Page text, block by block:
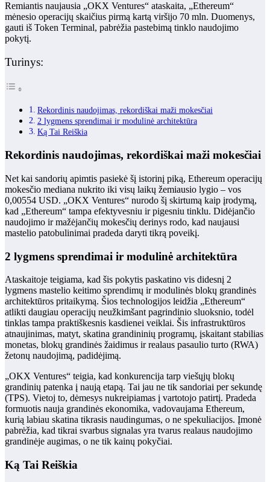
Remiantis naujausia „OKX Ventures“ ataskaita, „Ethereum“
mėnesio operacijų skaičius pirmą kartą viršijo 70 mln. Duomenys,
gauti iš Token Terminal, pabrėžia pastebimą tinklo naudojimo
pokytį.
Turinys:
Rekordinis naudojimas, rekordiškai maži mokesčiai
2 lygmens sprendimai ir modulinė architektūra
Ką Tai Reiškia
Rekordinis naudojimas, rekordiškai maži mokesčiai
Net kai sandorių apimtis pasiekė šį istorinį piką, Ethereum operacijų
mokesčio mediana nukrito iki visų laikų žemiausio lygio – vos
0,00554 USD. „OKX Ventures“ nurodo šį skirtumą kaip įrodymą,
kad „Ethereum“ tampa efektyvesniu ir pigesniu tinklu. Didėjančio
naudojimo ir mažėjančių mokesčių derinys rodo, kad naujausi
mastelio patobulinimai pradeda daryti tikrą poveikį.
2 lygmens sprendimai ir modulinė architektūra
Ataskaitoje teigiama, kad šis pokytis paskatino vis didesnį 2
lygmens mastelio keitimo sprendimų ir modulinės blokų grandinės
architektūros pritaikymą. Šios technologijos leidžia „Ethereum“
atlikti daugiau operacijų neužkimšant pagrindinio sluoksnio, todėl
tinklas tampa praktiškesnis kasdienei veiklai. Šis infrastruktūros
atnaujinimas, matyt, skatina grandininių programų, įskaitant stabilias
monetas, blokų grandinės žaidimus ir realaus pasaulio turto (RWA)
žetonų naudojimą, padidėjimą.
„OKX Ventures“ teigia, kad konkurencija tarp viešųjų blokų
grandinių patenka į naują etapą. Tai jau ne tik sandoriai per sekundę
(TPS). Vietoj to, dėmesys nukreipiamas į vartotojo patirtį. Pradeda
formuotis nauja grandinės ekonomika, vadovaujama Ethereum,
kurią labiau skatina tikrasis naudingumas, o ne spekuliacijos. Įmonė
pabrėžia, kad tikrai svarbus signalas yra tvarus realaus naudojimo
grandinėje augimas, o ne tik kainų pokyčiai.
Ką Tai Reiškia